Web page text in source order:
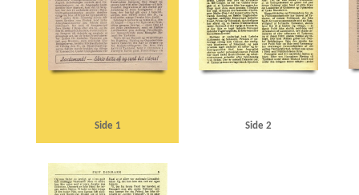
Knutzen, Peter, generaldirektør
Kolding Kommunistloven Korsør Krusaa
Mewis, Raoul, viceadmiral
Moskva Radio Munch, Peter, politiker N
Officerskolen, Frederiksberg
OKW (Oberkommando der Wehrmacht) P
Prior,
Rechnitzer, Hjalmar, viceadmiral
Rigsdagen, den danske Rørdal, fabrik
Studenternes Efterretningstjeneste
Swinemünde Sørensen, konstruktør
Side 1 Side 2